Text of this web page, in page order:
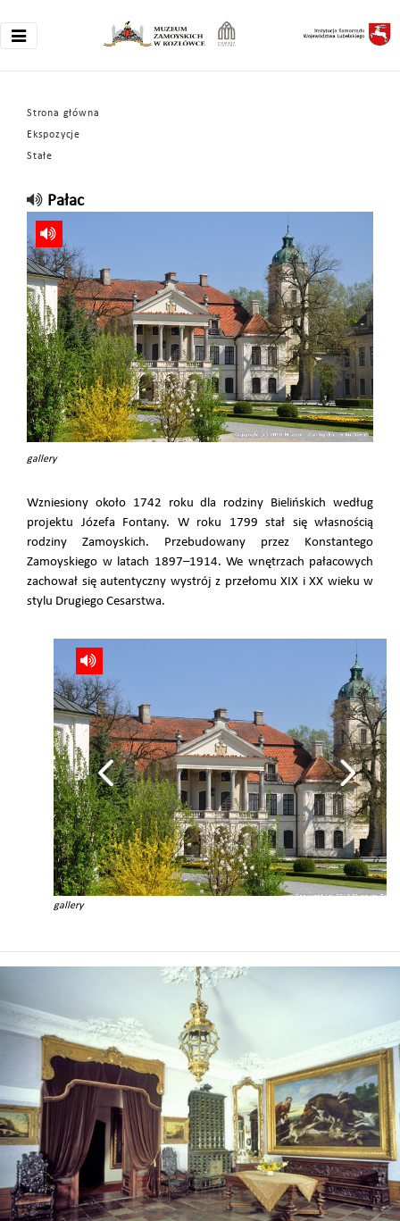
Strona główna
Ekspozycje
Stałe
Pałac
gallery
Wzniesiony około 1742 roku dla rodziny Bielińskich według
projektu Józefa Fontany. W roku 1799 stał się własnością
rodziny Zamoyskich. Przebudowany przez Konstantego
Zamoyskiego w latach 1897–1914. We wnętrzach pałacowych
zachował się autentyczny wystrój z przełomu XIX i XX wieku w
stylu Drugiego Cesarstwa.
gallery